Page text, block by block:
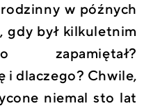
w późnych
gdy był kilkuletnim
zapamiętał?
i dlaczego? Chwile,
niemal sto lat